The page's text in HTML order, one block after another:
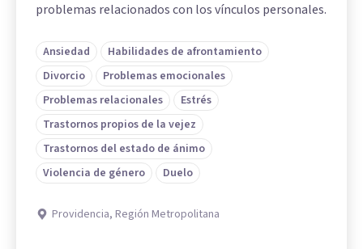
problemas relacionados con los vínculos personales.
Ansiedad
Habilidades de afrontamiento
Divorcio
Problemas emocionales
Problemas relacionales
Estrés
Trastornos propios de la vejez
Trastornos del estado de ánimo
Violencia de género
Duelo
Providencia, Región Metropolitana